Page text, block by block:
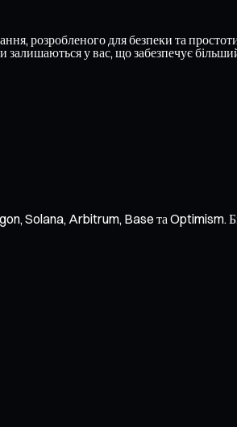
розробленого для безпеки та
у вас, що забезпечує
Solana, Arbitrum, Base та Optimism.